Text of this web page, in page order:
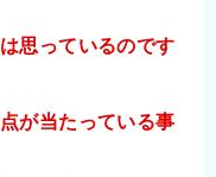
思っているのです
が当たっている事